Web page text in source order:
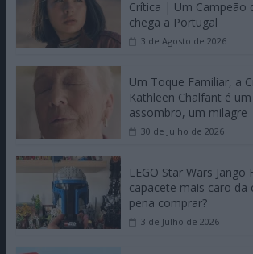
Crítica | Um Campeão
chega a Portugal
3 de Agosto de 2026
Um Toque Familiar, a
Kathleen Chalfant é
assombro, um milagre
30 de Julho de 2026
LEGO Star Wars Jango
capacete mais caro da
pena comprar?
3 de Julho de 2026